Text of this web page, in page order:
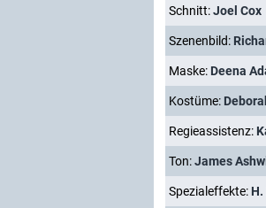
Schnitt:Joel Cox
Szenenbild:
Maske: Deena
Kostüme:
Regieassistenz:
Ton:James
Spezialeffekte: